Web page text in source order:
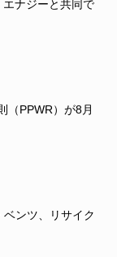
ナジーと共同で
（PPWR）が8月
ンツ、リサイク